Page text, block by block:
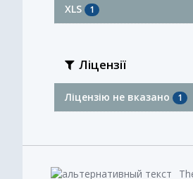
XLS 1
Ліцензії
Ліцензію не вказано 1